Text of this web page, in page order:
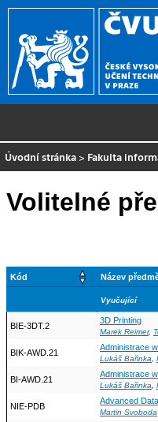
Úvodní stránka > Fakulta
Volitelné
Kód Název
Vyučující
BIE-3DT.2
3D Printing
Marek Reimer,
BIK-AWD.21
Administrace
Lukáš Bařinka,
BI-AWD.21
Administrace
Lukáš Bařinka,
NIE-PDB
Advanced
Martin Svoboda